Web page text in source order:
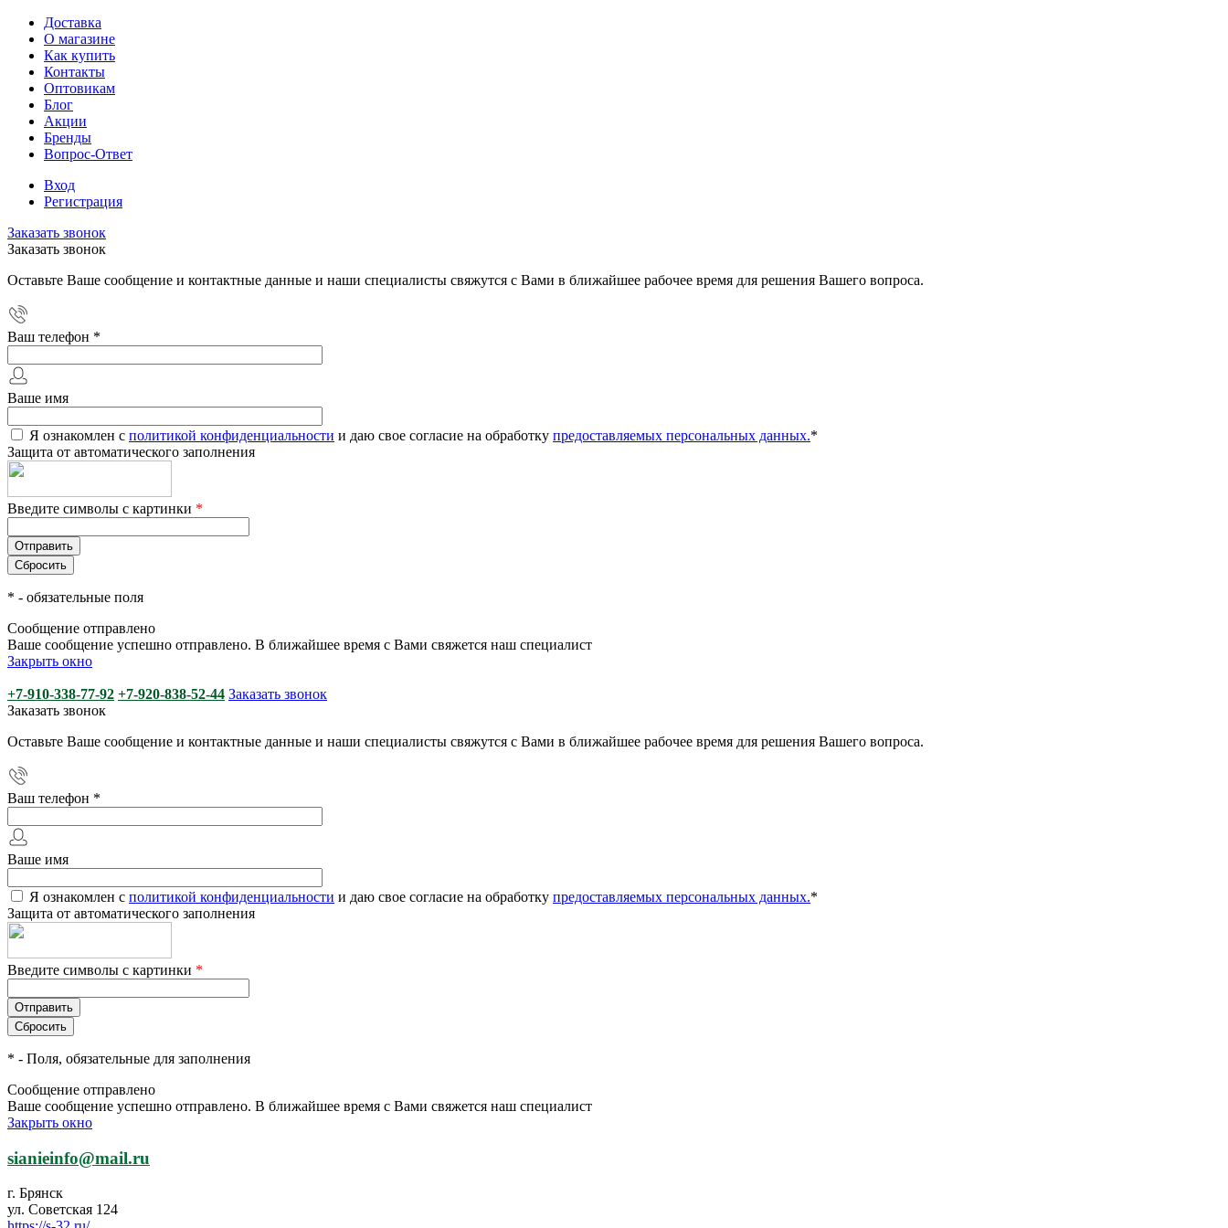
Доставка
О магазине
Как купить
Контакты
Оптовикам
Блог
Акции
Бренды
Вопрос-Ответ
Вход
Регистрация
Заказать звонок
Заказать звонок
Оставьте Ваше сообщение и контактные данные и наши специалисты свяжутся с Вами в ближайшее рабочее время для решения Вашего вопроса.
Ваш телефон *
Ваше имя
Я ознакомлен с политикой конфиденциальности и даю свое согласие на обработку предоставляемых персональных данных.*
Защита от автоматического заполнения
Введите символы с картинки *
* - обязательные поля
Сообщение отправлено
Ваше сообщение успешно отправлено. В ближайшее время с Вами свяжется наш специалист
Закрыть окно
+7-910-338-77-92 +7-920-838-52-44 Заказать звонок
Заказать звонок
Оставьте Ваше сообщение и контактные данные и наши специалисты свяжутся с Вами в ближайшее рабочее время для решения Вашего вопроса.
Ваш телефон *
Ваше имя
Я ознакомлен с политикой конфиденциальности и даю свое согласие на обработку предоставляемых персональных данных.*
Защита от автоматического заполнения
Введите символы с картинки *
* - Поля, обязательные для заполнения
Сообщение отправлено
Ваше сообщение успешно отправлено. В ближайшее время с Вами свяжется наш специалист
Закрыть окно
sianieinfo@mail.ru
г. Брянск
ул. Советская 124